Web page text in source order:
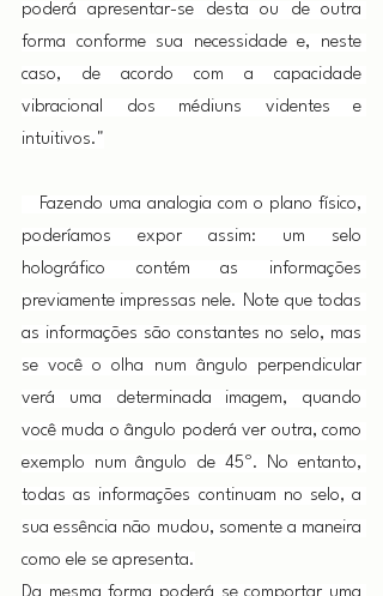
poderá apresentar-se desta ou de outra
forma conforme sua necessidade e, neste
caso, de acordo com a capacidade
vibracional dos médiuns videntes e
intuitivos."
Fazendo uma analogia com o plano físico,
poderíamos expor assim: um selo
holográfico contém as informações
previamente impressas nele. Note que todas
as informações são constantes no selo, mas
se você o olha num ângulo perpendicular
verá uma determinada imagem, quando
você muda o ângulo poderá ver outra, como
exemplo num ângulo de 45º. No entanto,
todas as informações continuam no selo, a
sua essência não mudou, somente a maneira
como ele se apresenta.